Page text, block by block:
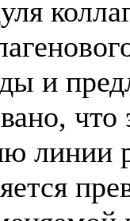
и
линии